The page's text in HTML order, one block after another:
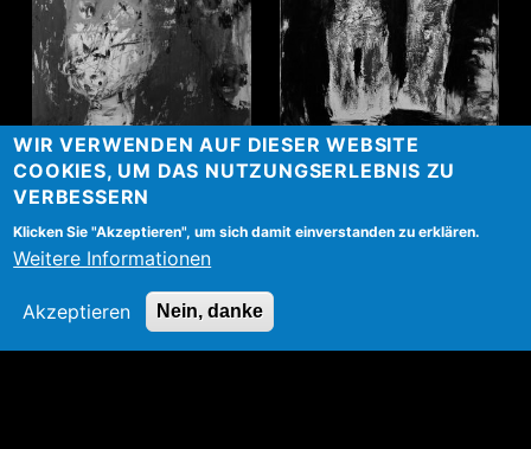
Dialog Adam und Eva
more
LADISLAV ČERNÝ
WIR VERWENDEN AUF DIESER WEBSITE
COOKIES, UM DAS NUTZUNGSERLEBNIS ZU
VERBESSERN
Klicken Sie "Akzeptieren", um sich damit einverstanden zu erklären.
Weitere Informationen
Akzeptieren Nein, danke